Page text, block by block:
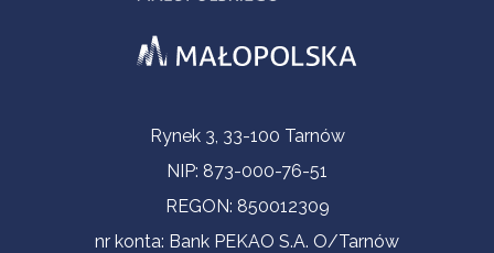
Informacje kontaktoweRynek 3, 33-100 Tarnów
NIP: 873-000-76-51
REGON: 850012309
nr konta: Bank PEKAO S.A. O/Tarnów